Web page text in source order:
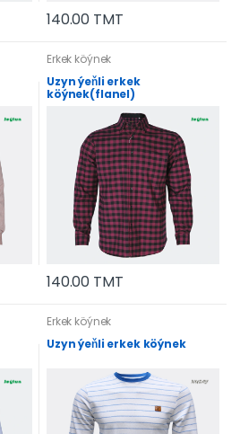
140.00 TMT
Erkek köýnek
Uzyn ýeňli erkek
köýnek(flanel)
140.00 TMT
Erkek köýnek
Uzyn ýeňli erkek köýnek